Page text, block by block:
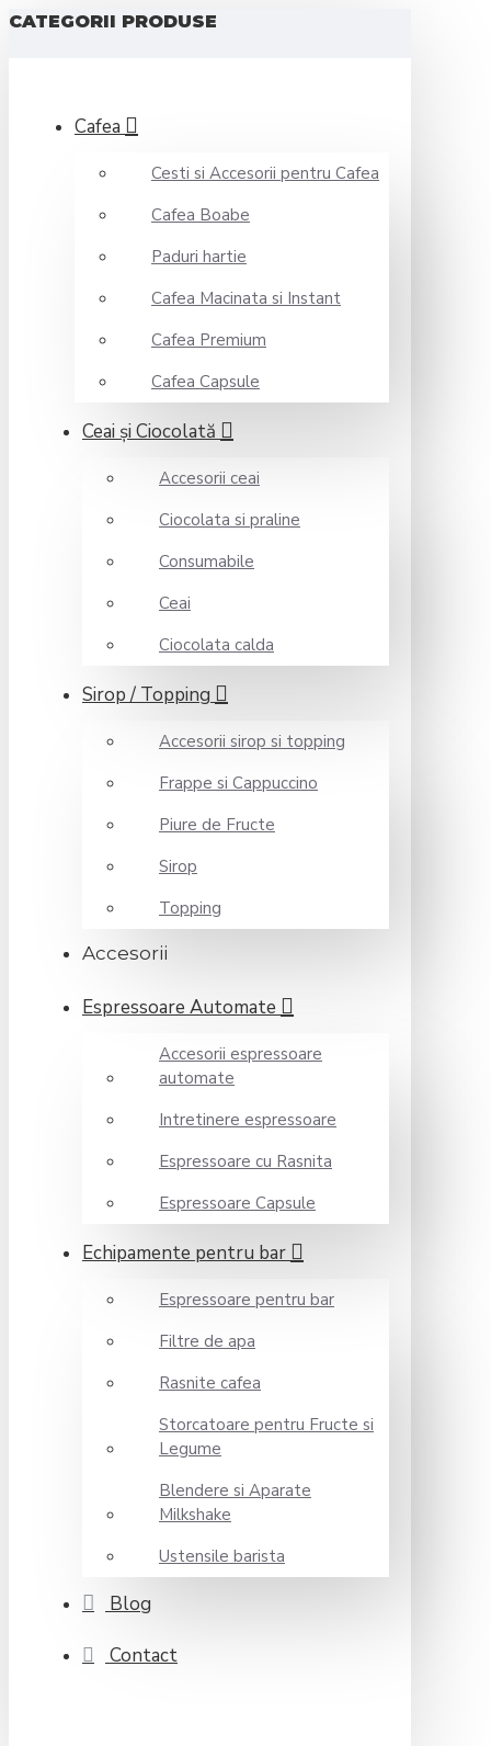
CATEGORII PRODUSE
Cafea
Cesti si Accesorii pentru Cafea
Cafea Boabe
Paduri hartie
Cafea Macinata si Instant
Cafea Premium
Cafea Capsule
Ceai şi Ciocolată
Accesorii ceai
Ciocolata si praline
Consumabile
Ceai
Ciocolata calda
Sirop / Topping
Accesorii sirop si topping
Frappe si Cappuccino
Piure de Fructe
Sirop
Topping
Accesorii
Espressoare Automate
Accesorii espressoare
automate
Intretinere espressoare
Espressoare cu Rasnita
Espressoare Capsule
Echipamente pentru bar
Espressoare pentru bar
Filtre de apa
Rasnite cafea
Storcatoare pentru Fructe si
Legume
Blendere si Aparate
Milkshake
Ustensile barista
Blog
Contact